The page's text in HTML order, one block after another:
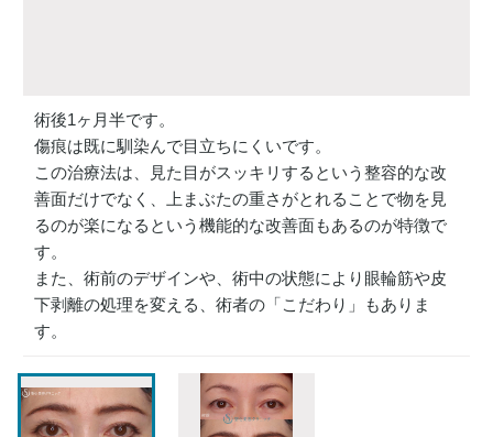
術後1ヶ月半です。
傷痕は既に馴染んで目立ちにくいです。
この治療法は、見た目がスッキリするという整容的な改
善面だけでなく、上まぶたの重さがとれることで物を見
るのが楽になるという機能的な改善面もあるのが特徴で
す。
また、術前のデザインや、術中の状態により眼輪筋や皮
下剥離の処理を変える、術者の「こだわり」もありま
す。